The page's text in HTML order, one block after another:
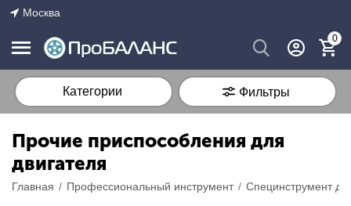
Москва
0
Категории Фильтры
Прочие приспособления для
двигателя
Главная / Профессиональный инструмент / Специнструмент